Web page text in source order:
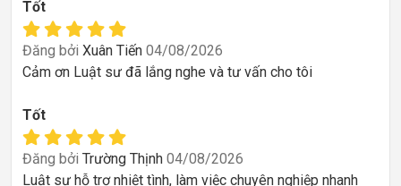
Tốt
Đăng bởi Xuân Tiến 04/08/2026
Cảm ơn Luật sư đã lắng nghe và tư vấn cho tôi
Tốt
Đăng bởi Trường Thịnh 04/08/2026
Luật sư hỗ trợ nhiệt tình, làm việc chuyên nghiệp nhanh